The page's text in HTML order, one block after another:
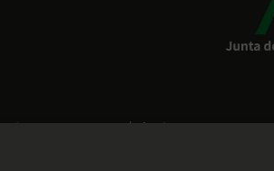
cemsanlucar
de Barrameda (Cádiz)